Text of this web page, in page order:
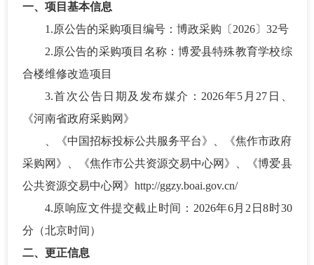
一、项目基本信息
1.原公告的采购项目编号：博政采购〔2026〕32号
2.原公告的采购项目名称：博爱县特殊教育学校综
合楼维修改造项目
3.首次公告日期及发布媒介：2026年5 月 27 日、
《河南省政府采购网》
、《中国招标投标公共服务平台》、《焦作市政府
采购网》、《焦作市公共资源交易中心网》、《博爱县
公共资源交易中心网》 http://ggzy.boai.gov.cn/
4.原响应文件提交截止时间： 2026年6月 2 日8时30
分 （北京时间）
二、 更正信息